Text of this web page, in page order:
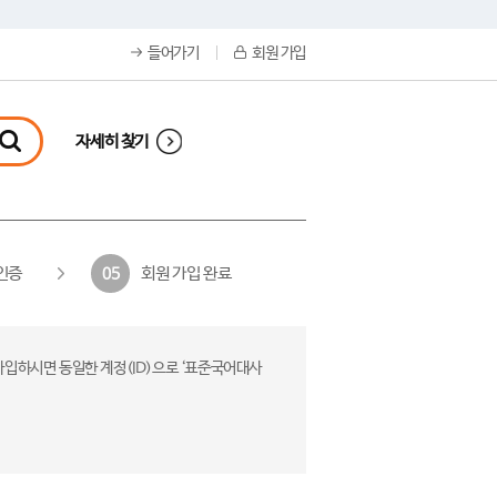
들어가기 회원 가입
자세히 찾기
증 05 회원 가입 완료
하시면 동일한 계정(ID)으로 ‘표준국어대사